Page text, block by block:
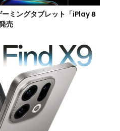
ミングタブレット「iPlay 8
売